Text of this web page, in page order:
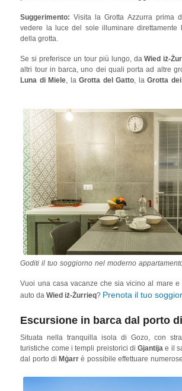
traghetto dallo stesso villaggio ed
possibile visitare il parcheggio del
acquistare i biglietti del traghetto per la
trova vicino al parcheggio.
Suggerimento: Visita la Grotta Azzurra prima
vedere la luce del sole illuminare direttamente
della grotta.
Se si preferisce un tour più lungo, daWied iż-
altri tour in barca, uno dei quali porta ad altre
Luna di Miele, laGrotta del Gatto, laGrotta
privati in barca o in kayak, ma non è molto
dell'elevato numero di imbarcazioni turistiche.
anche un luogo popolare per le immersioni,
sua vita sottomarina nuotando tra polpi e pesci!
Goditi il tuo soggiorno nel moderno
Vuoi una casa vacanze che sia vicino al mare e
auto daWied iż-Żurrieq? Prenota il tuo
Escursione in barca dal porto
Situata nella tranquilla isola di Gozo, con
turistiche come i templi preistorici diGjantijae il
dal porto diMġarrè possibile effettuare